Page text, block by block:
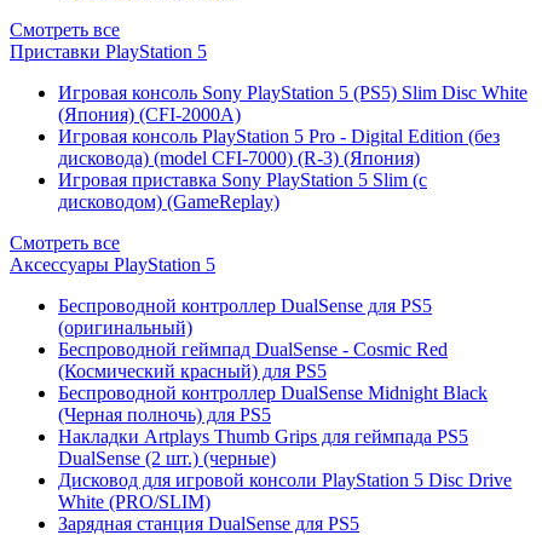
Смотреть все
Приставки PlayStation 5
Игровая консоль Sony PlayStation 5 (PS5) Slim Disc White
(Япония) (CFI-2000A)
Игровая консоль PlayStation 5 Pro - Digital Edition (без
дисковода) (model CFI-7000) (R-3) (Япония)
Игровая приставка Sony PlayStation 5 Slim (с
дисководом) (GameReplay)
Смотреть все
Аксессуары PlayStation 5
Беспроводной контроллер DualSense для PS5
(оригинальный)
Беспроводной геймпад DualSense - Cosmic Red
(Космический красный) для PS5
Беспроводной контроллер DualSense Midnight Black
(Черная полночь) для PS5
Накладки Artplays Thumb Grips для геймпада PS5
DualSense (2 шт.) (черные)
Дисковод для игровой консоли PlayStation 5 Disc Drive
White (PRO/SLIM)
Зарядная станция DualSense для PS5